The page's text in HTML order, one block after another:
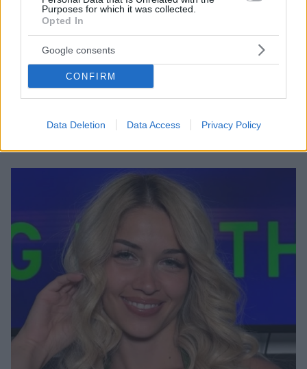
Purposes for which it was collected.
Opted In
Google consents
CONFIRM
Data Deletion Data Access Privacy Policy
Τρόμος για τη σύντροφο του Φειδία Παναγιώτου που
έκανε bachelorette στο Ντουμπάι: Ήμασταν σε πανικό,
μόνο πάρτι δεν ήταν με τέτοιο άγχος
Η πρώην παίκτρια του «Big Brother», Στυλιάνα
Αβερκίου περιέγραψε τις στιγμές που έζησε μετά την
ιρανική επίθεση
01.03.2026, 14:43 23